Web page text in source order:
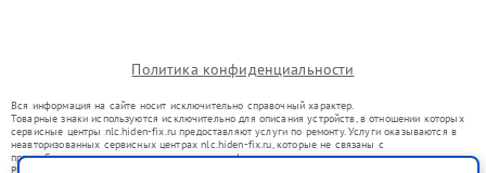
Политика конфиденциальности
Вся информация на сайте носит исключительно справочный характер.
Товарные знаки используются исключительно для описания устройств, в отношении которых
сервисные центры nlc.hiden-fix.ru предоставляют услуги по ремонту. Услуги оказываются в
неавторизованных сервисных центрах nlc.hiden-fix.ru, которые не связаны с
правообладателями товарных знаков или их официальными представителями.